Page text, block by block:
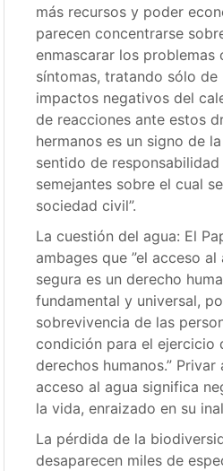
más recursos y poder
parecen concentrarse
enmascarar los problemas
síntomas, tratando sólo de
impactos negativos del
de reacciones ante estos
hermanos es un signo de
sentido de
semejantes sobre el cual
sociedad civil”.
La cuestión del agua: El
ambages que ”el acceso
segura es un derecho
fundamental y universal,
sobrevivencia de las
condición para el ejercicio
derechos humanos.”
acceso al agua significa
la vida, enraizado en su
La pérdida de la
desaparecen miles de